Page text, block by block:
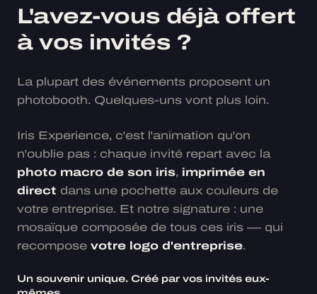
L'avez-vous déjà offert
à vos invités ?
La plupart des événements proposent un
photobooth. Quelques-uns vont plus loin.
Iris Experience, c'est l'animation qu'on
n'oublie pas : chaque invité repart avec la
photo macro de son iris, imprimée en
direct dans une pochette aux couleurs de
votre entreprise. Et notre signature : une
mosaïque composée de tous ces iris — qui
recompose votre logo d'entreprise.
Un souvenir unique. Créé par vos invités eux-